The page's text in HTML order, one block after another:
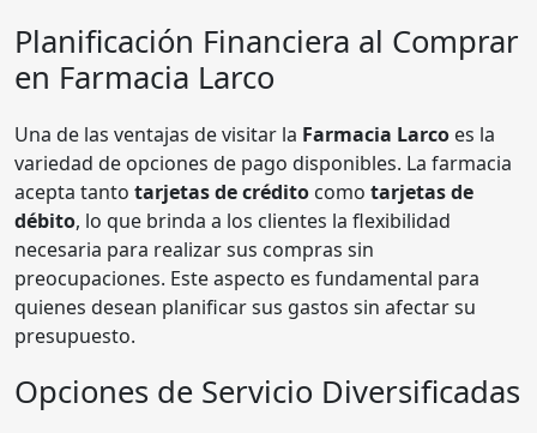
Planificación Financiera al Comprar
en Farmacia Larco
Una de las ventajas de visitar la Farmacia Larco es la
variedad de opciones de pago disponibles. La farmacia
acepta tanto tarjetas de crédito como tarjetas de
débito, lo que brinda a los clientes la flexibilidad
necesaria para realizar sus compras sin
preocupaciones. Este aspecto es fundamental para
quienes desean planificar sus gastos sin afectar su
presupuesto.
Opciones de Servicio Diversificadas